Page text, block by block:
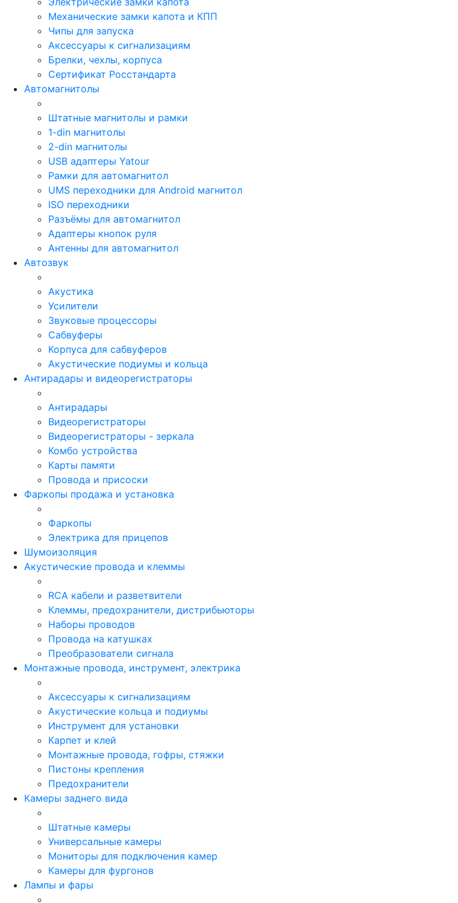
Механические замки капота и КПП
Чипы для запуска
Аксессуары к сигнализациям
Брелки, чехлы, корпуса
Сертификат Росстандарта
Автомагнитолы
Штатные магнитолы и рамки
1-din магнитолы
2-din магнитолы
USB адаптеры Yatour
Рамки для автомагнитол
UMS переходники для Android магнитол
ISO переходники
Разъёмы для автомагнитол
Адаптеры кнопок руля
Антенны для автомагнитол
Автозвук
Акустика
Усилители
Звуковые процессоры
Сабвуферы
Корпуса для сабвуферов
Акустические подиумы и кольца
Антирадары и видеорегистраторы
Антирадары
Видеорегистраторы
Видеорегистраторы - зеркала
Комбо устройства
Карты памяти
Провода и присоски
Фаркопы продажа и установка
Фаркопы
Электрика для прицепов
Шумоизоляция
Акустические провода и клеммы
RCA кабели и разветвители
Клеммы, предохранители, дистрибьюторы
Наборы проводов
Провода на катушках
Преобразователи сигнала
Монтажные провода, инструмент, электрика
Аксессуары к сигнализациям
Акустические кольца и подиумы
Инструмент для установки
Карпет и клей
Монтажные провода, гофры, стяжки
Пистоны крепления
Предохранители
Камеры заднего вида
Штатные камеры
Универсальные камеры
Мониторы для подключения камер
Камеры для фургонов
Лампы и фары